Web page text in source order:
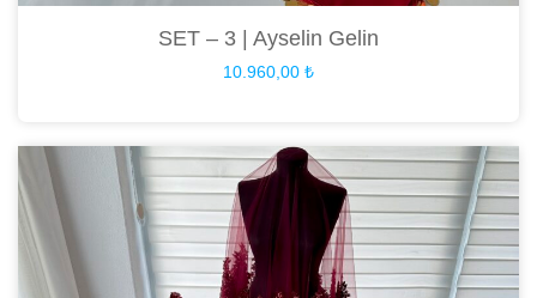
SET – 3 | Ayselin Gelin
10.960,00 ₺